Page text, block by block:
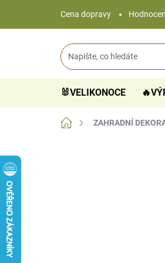
obsah
Cena dopravy
🐰VELIKONOCE
Domů ZAHRADNÍ